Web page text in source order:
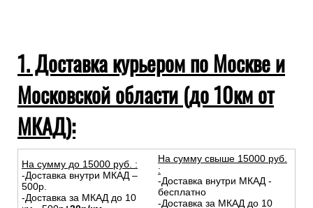
1. Доставка курьером по Москве и
Московской области (до 10км от
МКАД):
На сумму до 15000 руб. :
-Доставка внутри МКАД –
500р.
-Доставка за МКАД до 10
На сумму свыше 15000 руб.
:
-Доставка внутри МКАД -
бесплатно
-Доставка за МКАД до 10